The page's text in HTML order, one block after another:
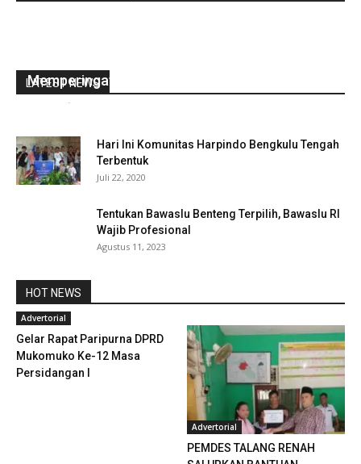
LATEST NEWS
Memperingati HGN MIN 1 Kaur Juara 2
-
Hari Ini Komunitas Harpindo Bengkulu Tengah
Terbentuk
Juli 22, 2020
Tentukan Bawaslu Benteng Terpilih, Bawaslu RI
Wajib Profesional
Agustus 11, 2023
HOT NEWS
Advertorial
Gelar Rapat Paripurna DPRD
Mukomuko Ke-12 Masa
Persidangan I
Advertorial
PEMDES TALANG RENAH